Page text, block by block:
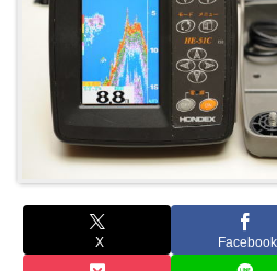
X Facebook